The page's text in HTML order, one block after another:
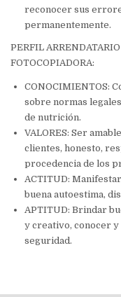
reconocer sus
permanentemente.
PERFIL
FOTOCOPIADORA:
CONOCIMIENTOS:
sobre normas
de nutrición.
VALORES: Ser
clientes, honesto,
procedencia de los
ACTITUD:
buena autoestima,
APTITUD: Brindar
y creativo, conocer
seguridad.